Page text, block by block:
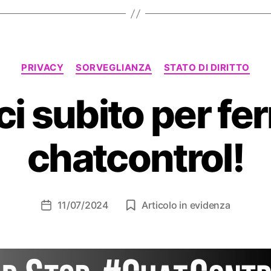
Categorie
PRIVACY SORVEGLIANZA STATO DI DIRITTO
subito per
chatcontrol!
Data11/07/2024 Articolo in evidenza